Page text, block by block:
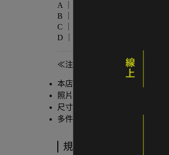
A ｜ 輕微著用痕跡，無明顯損傷
B ｜ 中度著用痕跡，功能正常
C ｜ 明顯使用痕跡或外觀瑕疵但
D ｜ 重度使用 / 長期未使用 / 影
≪注意事項≫
本店與實體店同步販售，庫存
照片已盡量呈現實色，螢幕設定
尺寸為人工測量，可能有些微誤
多件不同門市商品將併單出貨，
規格說明